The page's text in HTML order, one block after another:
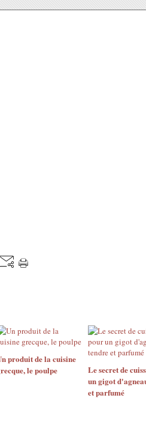
produit de la cuisine
le poulpe
Le secret de
un gigot
et parfumé